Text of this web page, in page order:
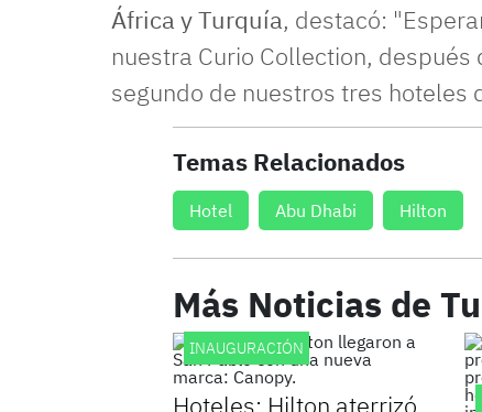
África y Turquía, destacó:
nuestra Curio Collection,
segundo de nuestros tres hoteles
Temas Relacionados
Hotel Abu Dhabi Hilton
Más Noticias de
INAUGURACIÓN
Hoteles: Hilton aterrizó